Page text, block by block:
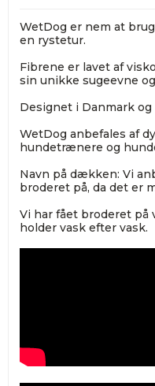
WetDog er nem at
en rystetur.
Fibrene er lavet af
sin unikke sugeevne
Designet i Danmark
WetDog anbefales af
hundetrænere og
Navn på dækken: Vi
broderet på, da det er
Vi har fået broderet på
holder vask efter vask.